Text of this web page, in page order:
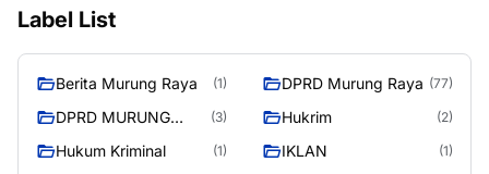
Label List
Berita Murung Raya (1) DPRD Murung Raya (77)
DPRD MURUNG
(3) Hukrim (2)
Hukum Kriminal (1) IKLAN (1)